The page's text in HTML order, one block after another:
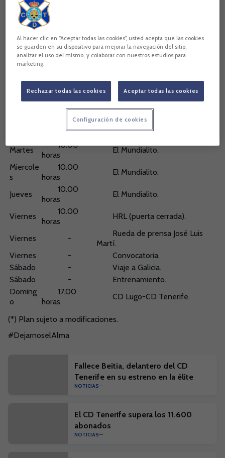
-
-.
Martes
10.00
horas
El Mundialito.
Miercole
s
10.00
horas
El Mundialito.
Jueves
10.00
horas
El Mundialito.
Viernes
10.00
horas
HRL (puerta cerrada).
Viernes -
Rueda de prensa José Luis
Martí.
Viernes
-
Convocatoria.
Sábado
-
Viaje a Galicia.
Sábado
-
Entrenamiento.
Doming
o
17.00
horas
CD Lugo-CD Tenerife.
(*) Plan sujeto a modificaciones.
#DejarnoselAlma
Fallece Beitia, delantero del CD
Tenerife en su estreno en la élite
NOTICIAS
El CD Tenerife supera los 11.600
abonados
NOTICIAS
Al hacer clic en “Aceptar todas las cookies”, usted acepta que las cookies
se guarden en su dispositivo para mejorar la navegación del sitio,
analizar el uso del mismo, y colaborar con nuestros estudios para
marketing.
Rechazar todas las cookies Aceptar todas las cookies
Configuración de cookies